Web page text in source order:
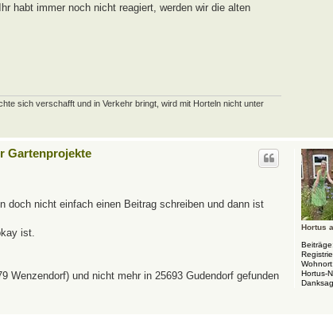
habt immer noch nicht reagiert, werden wir die alten
sich verschafft und in Verkehr bringt, wird mit Horteln nicht unter
Hortus
Beiträge:
Wohnort:
Hortus-
Gartenprojekte
nicht einfach einen Beitrag schreiben und dann ist
ist.
Wenzendorf) und nicht mehr in 25693 Gudendorf gefunden